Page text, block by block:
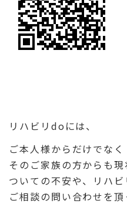
リハビリdoには、
ご本人様からだけでなく
そのご家族の方からも
ついての不安や、リハビ
ご相談の問い合わせを頂